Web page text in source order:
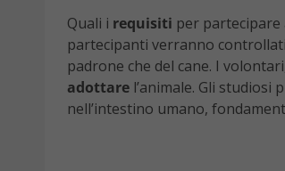
Quali i requisiti per partecipare
partecipanti verranno controllati
padrone che del cane. I
adottare l’animale. Gli studiosi
nell’intestino umano,